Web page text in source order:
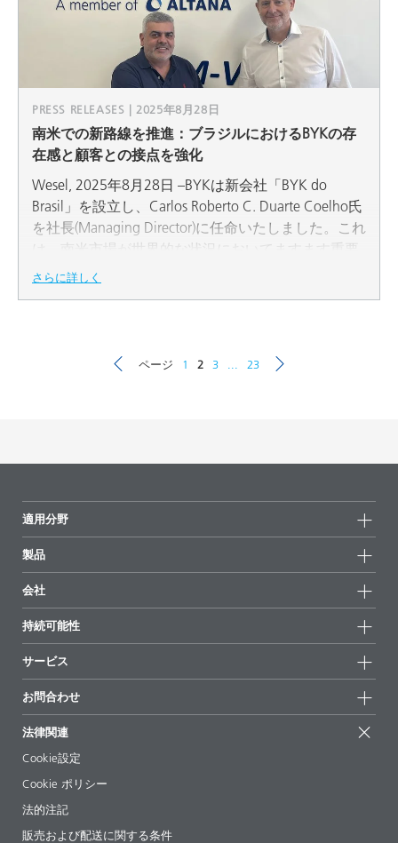
PRESS RELEASES | 2025年8月28日
南米での新路線を推進：ブラジルにおけるBYKの存
在感と顧客との接点を強化
Wesel, 2025年8月28日 –BYKは新会社「BYK do
Brasil」を設立し、Carlos Roberto C. Duarte Coelho氏
を社長(Managing Director)に任命いたしました。これ
は、南米市場が世界的な状況においてますます重要
性を増していることを示す明確な意思表示です。
さらに詳しく
ページ 1 2 3 23
適用分野
製品
全製品
ハイライト
会社
ニュース
拠点と販売代理店
展示会 & イベント
経営陣
持続可能性
持続可能な製品
サクセスストーリー
EcoVadis
証明書
サービス
配合の出発点
論文記事
ebooks(電子書籍)
法令情報
添加剤ガイドアプリ
お問合わせ
法律関連
Cookie設定
Cookie ポリシー
法的注記
販売および配送に関する条件